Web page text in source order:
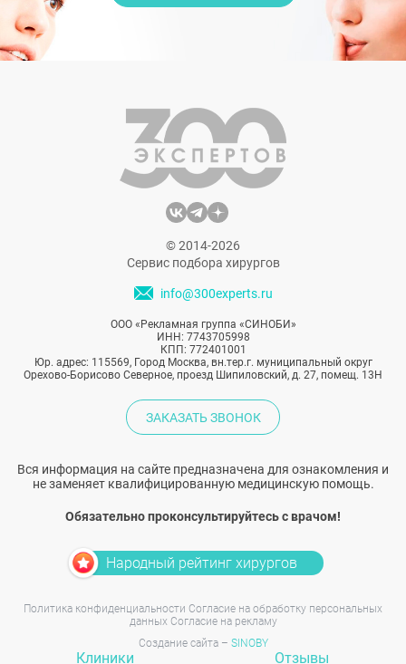
© 2014-2026
Сервис подбора хирургов
info@300experts.ru
ООО «Рекламная группа «СИНОБИ»
ИНН: 7743705998
КПП: 772401001
Юр. адрес: 115569, Город Москва, вн.тер.г. муниципальный округ
Орехово-Борисово Северное, проезд Шипиловский, д. 27, помещ. 13Н
ЗАКАЗАТЬ ЗВОНОК
Вся информация на сайте предназначена для ознакомления и
не заменяет квалифицированную медицинскую помощь.
Обязательно проконсультируйтесь с врачом!
Народный рейтинг хирургов
Политика конфиденциальности Согласие на обработку персональных
данных Согласие на рекламу
Создание сайта – SINOBY
Клиники Отзывы